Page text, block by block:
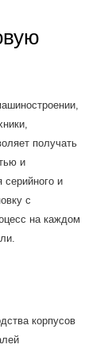
получать
и
и
с
на каждом
корпусов